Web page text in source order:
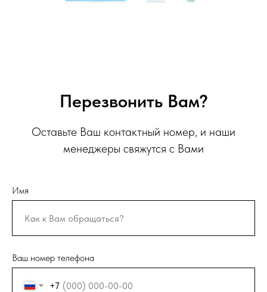
Перезвонить Вам?
Оставьте Ваш контактный номер, и наши
менеджеры свяжутся с Вами
Имя
Ваш номер телефона
+7